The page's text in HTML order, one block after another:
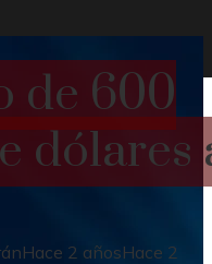
de 600
dólares
Hace 2 añosHace 2